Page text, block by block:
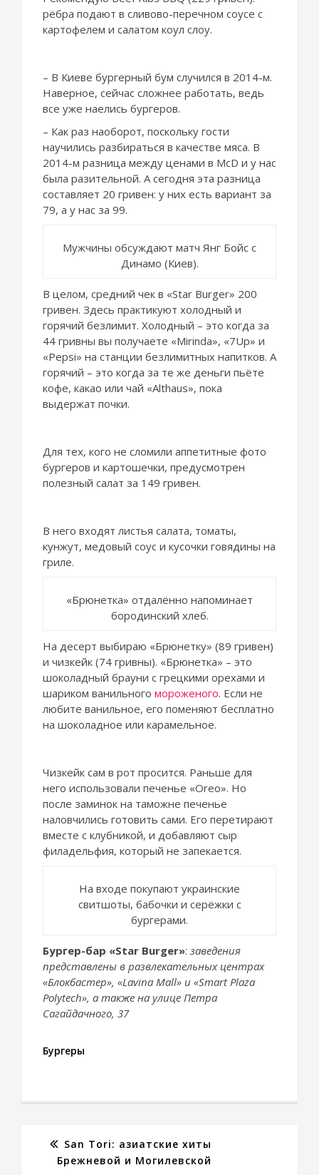
рёбра подают в сливово-перечном соусе с
картофелем и салатом коул слоу.
– В Киеве бургерный бум случился в 2014-м.
Наверное, сейчас сложнее работать, ведь
все уже наелись бургеров.
– Как раз наоборот, поскольку гости
научились разбираться в качестве мяса. В
2014-м разница между ценами в McD и у нас
была разительной. А сегодня эта разница
составляет 20 гривен: у них есть вариант за
79, а у нас за 99.
Мужчины обсуждают матч Янг Бойс с
Динамо (Киев).
В целом, средний чек в «Star Burger» 200
гривен. Здесь практикуют холодный и
горячий безлимит. Холодный – это когда за
44 гривны вы получаете «Mirinda», «7Up» и
«Pepsi» на станции безлимитных напитков. А
горячий – это когда за те же деньги пьёте
кофе, какао или чай «Althaus», пока
выдержат почки.
Для тех, кого не сломили аппетитные фото
бургеров и картошечки, предусмотрен
полезный салат за 149 гривен.
В него входят листья салата, томаты,
кунжут, медовый соус и кусочки говядины на
гриле.
«Брюнетка» отдалённо напоминает
бородинский хлеб.
На десерт выбираю «Брюнетку» (89 гривен)
и чизкейк (74 гривны). «Брюнетка» – это
шоколадный брауни с грецкими орехами и
шариком ванильного мороженого. Если не
любите ванильное, его поменяют бесплатно
на шоколадное или карамельное.
Чизкейк сам в рот просится. Раньше для
него использовали печенье «Oreo». Но
после заминок на таможне печенье
наловчились готовить сами. Его перетирают
вместе с клубникой, и добавляют сыр
филадельфия, который не запекается.
На входе покупают украинские
свитшоты, бабочки и серёжки с
бургерами.
Бургер-бар «Star Burger»: заведения
представлены в развлекательных центрах
«Блокбастер», «Lavina Mall» и «Smart Plaza
Polytech», а также на улице Петра
Сагайдачного, 37
Бургеры
San Tori: азиатские хиты
Брежневой и Могилевской